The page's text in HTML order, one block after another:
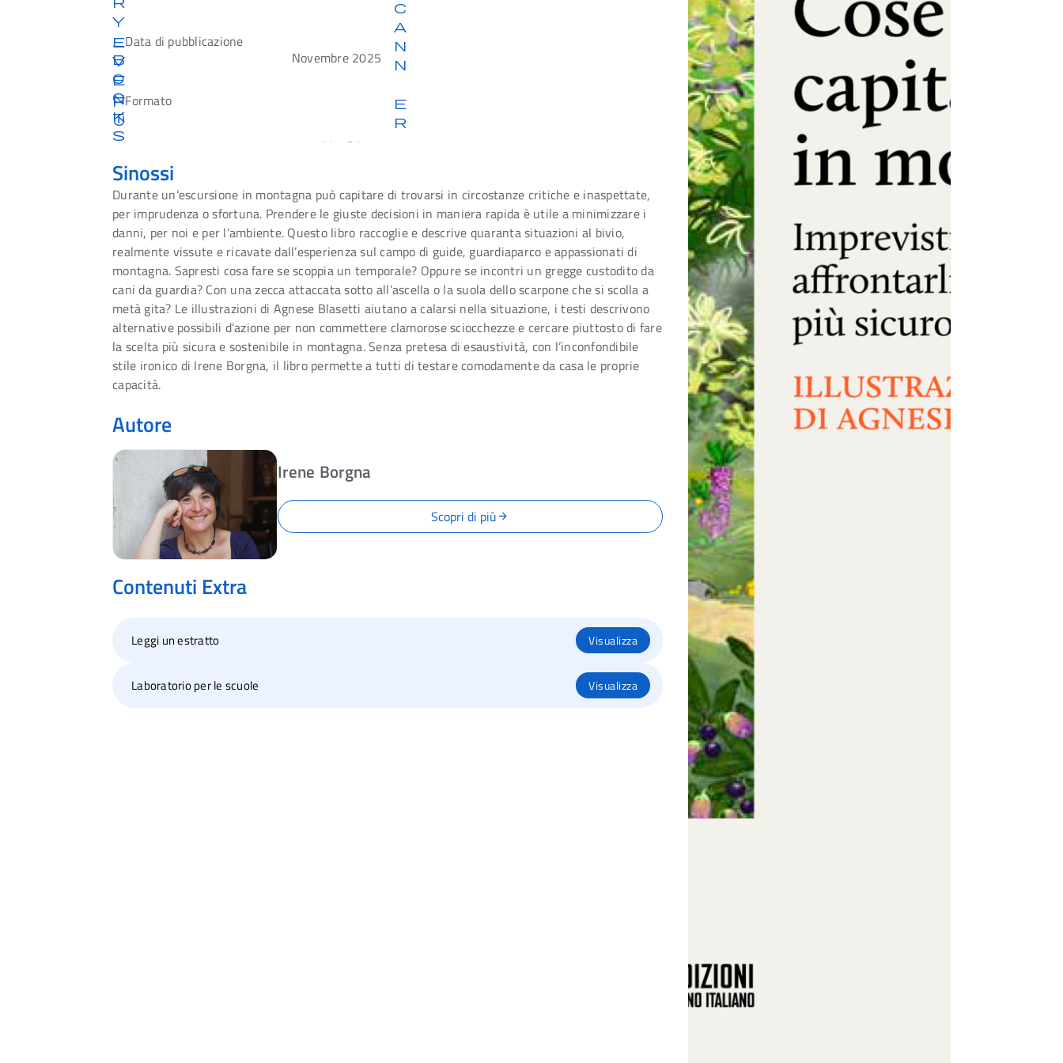
y
_
b
o
o
k
s
e
v
e
n
t
Data di pubblicazione
Novembre 2025
f
u
Formato
c
a
n
n
e
r
Sinossi
Durante un’escursione in montagna può capitare di trovarsi in circostanze critiche e inaspettate,
per imprudenza o sfortuna. Prendere le giuste decisioni in maniera rapida è utile a minimizzare i
danni, per noi e per l’ambiente. Questo libro raccoglie e descrive quaranta situazioni al bivio,
realmente vissute e ricavate dall’esperienza sul campo di guide, guardiaparco e appassionati di
montagna. Sapresti cosa fare se scoppia un temporale? Oppure se incontri un gregge custodito da
cani da guardia? Con una zecca attaccata sotto all’ascella o la suola dello scarpone che si scolla a
metà gita? Le illustrazioni di Agnese Blasetti aiutano a calarsi nella situazione, i testi descrivono
alternative possibili d’azione per non commettere clamorose sciocchezze e cercare piuttosto di fare
la scelta più sicura e sostenibile in montagna. Senza pretesa di esaustività, con l’inconfondibile
stile ironico di Irene Borgna, il libro permette a tutti di testare comodamente da casa le proprie
capacità.
Autore
Irene Borgna
Scopri di più arrow_forward
Contenuti Extra
Leggi un estratto Visualizza
Laboratorio per le scuole Visualizza